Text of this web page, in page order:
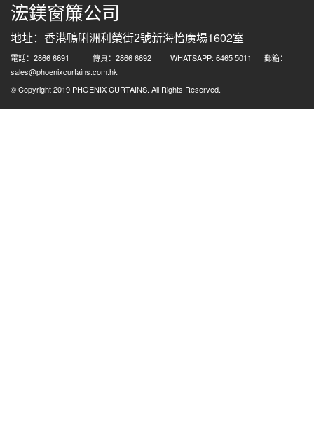
浤鎂窗簾公司
地址：香港鴨脷洲利榮街2號新海怡廣場1602室
電話：2866 6691 | 傳真：2866 6692 | WHATSAPP: 6465 5011 | 郵箱：
sales@phoenixcurtains.com.hk
© Copyright 2019 PHOENIX CURTAINS. All Rights Reserved.